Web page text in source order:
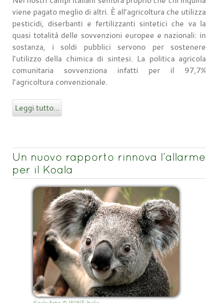
viene pagato meglio di altri. È all’agricoltura che utilizza
pesticidi, diserbanti e fertilizzanti sintetici che va la
quasi totalità delle sovvenzioni europee e nazionali: in
sostanza, i soldi pubblici servono per sostenere
l’utilizzo della chimica di sintesi. La politica agricola
comunitaria sovvenziona infatti per il 97,7%
l’agricoltura convenzionale.
Leggi tutto...
Un nuovo rapporto rinnova l’allarme
per il Koala